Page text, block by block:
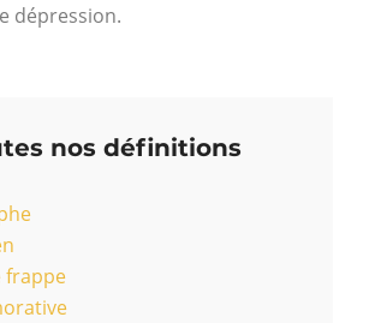
dépression.
nos définitions
frappe